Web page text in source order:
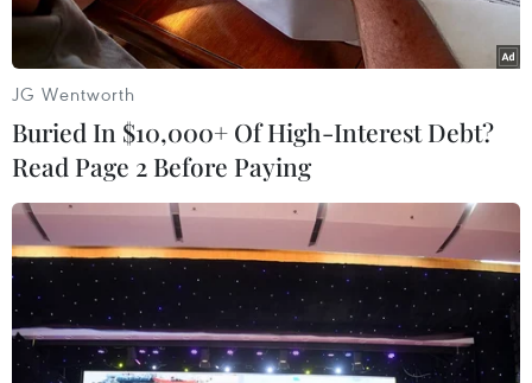
của Ukraine
NATO ưu tiên đẩy nhanh chuyển giao hệ thống
phòng không cho Ukraine
Liên hợp quốc: Xung đột Ukraine trải qua tháng
đẫm máu nhất
Tổng thống Nga thay đổi vị trí các chỉ
huy tại mặt trận Ukraine
JG Wentworth
Buried In $10,000+ Of High-Interest Debt?
Read Page 2 Before Paying